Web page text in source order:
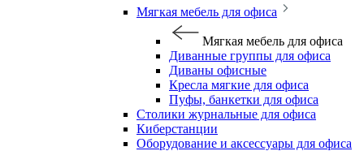
Мягкая мебель для офиса
Мягкая мебель для офиса
Диванные группы для офиса
Диваны офисные
Кресла мягкие для офиса
Пуфы, банкетки для офиса
Столики журнальные для офиса
Киберстанции
Оборудование и аксессуары для офиса